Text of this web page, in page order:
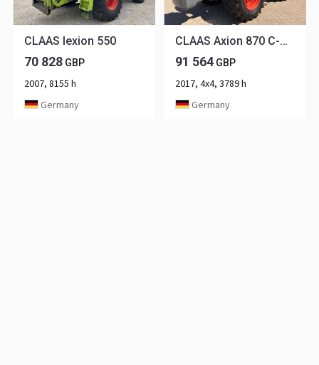
CLAAS lexion 550
70 828 GBP
2007, 8155 h
Germany
CLAAS Axion 870 C-Matic
91 564 GBP
2017, 4x4, 3789 h
Germany